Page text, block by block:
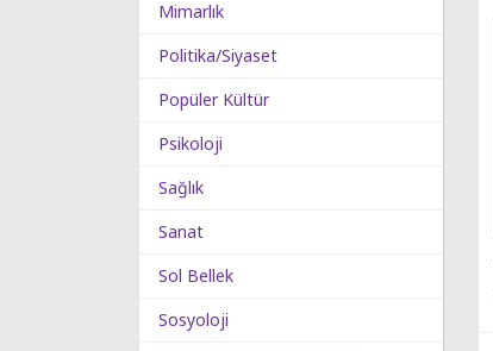
Mimarlık
Politika/Siyaset
Popüler Kültür
Psikoloji
Sağlık
Sanat
Sol Bellek
Sosyoloji